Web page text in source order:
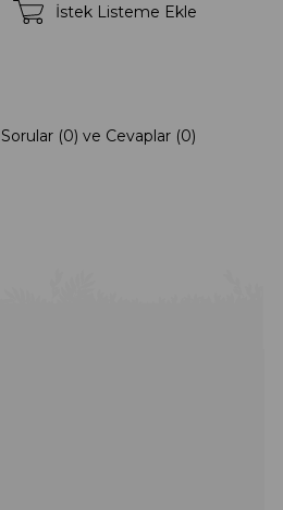
İstek Listeme Ekle
Sorular (0) ve Cevaplar (0)